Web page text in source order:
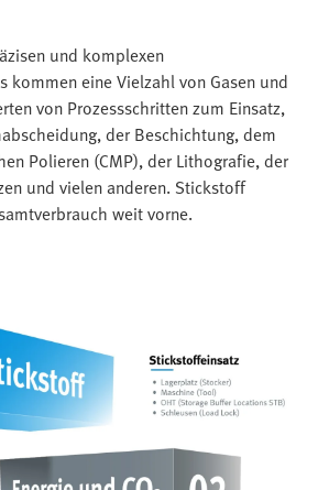
und komplexen
kommen eine Vielzahl von Gasen und
von Prozessschritten zum Einsatz,
der Beschichtung, dem
Polieren (CMP), der Lithografie, der
und vielen anderen. Stickstoff
weit vorne.